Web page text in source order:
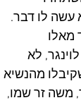
עשה לו דבר.
מאלו
שרבף, חתנו של לוינגר, לא
מהנשיא
משה זר שמו,